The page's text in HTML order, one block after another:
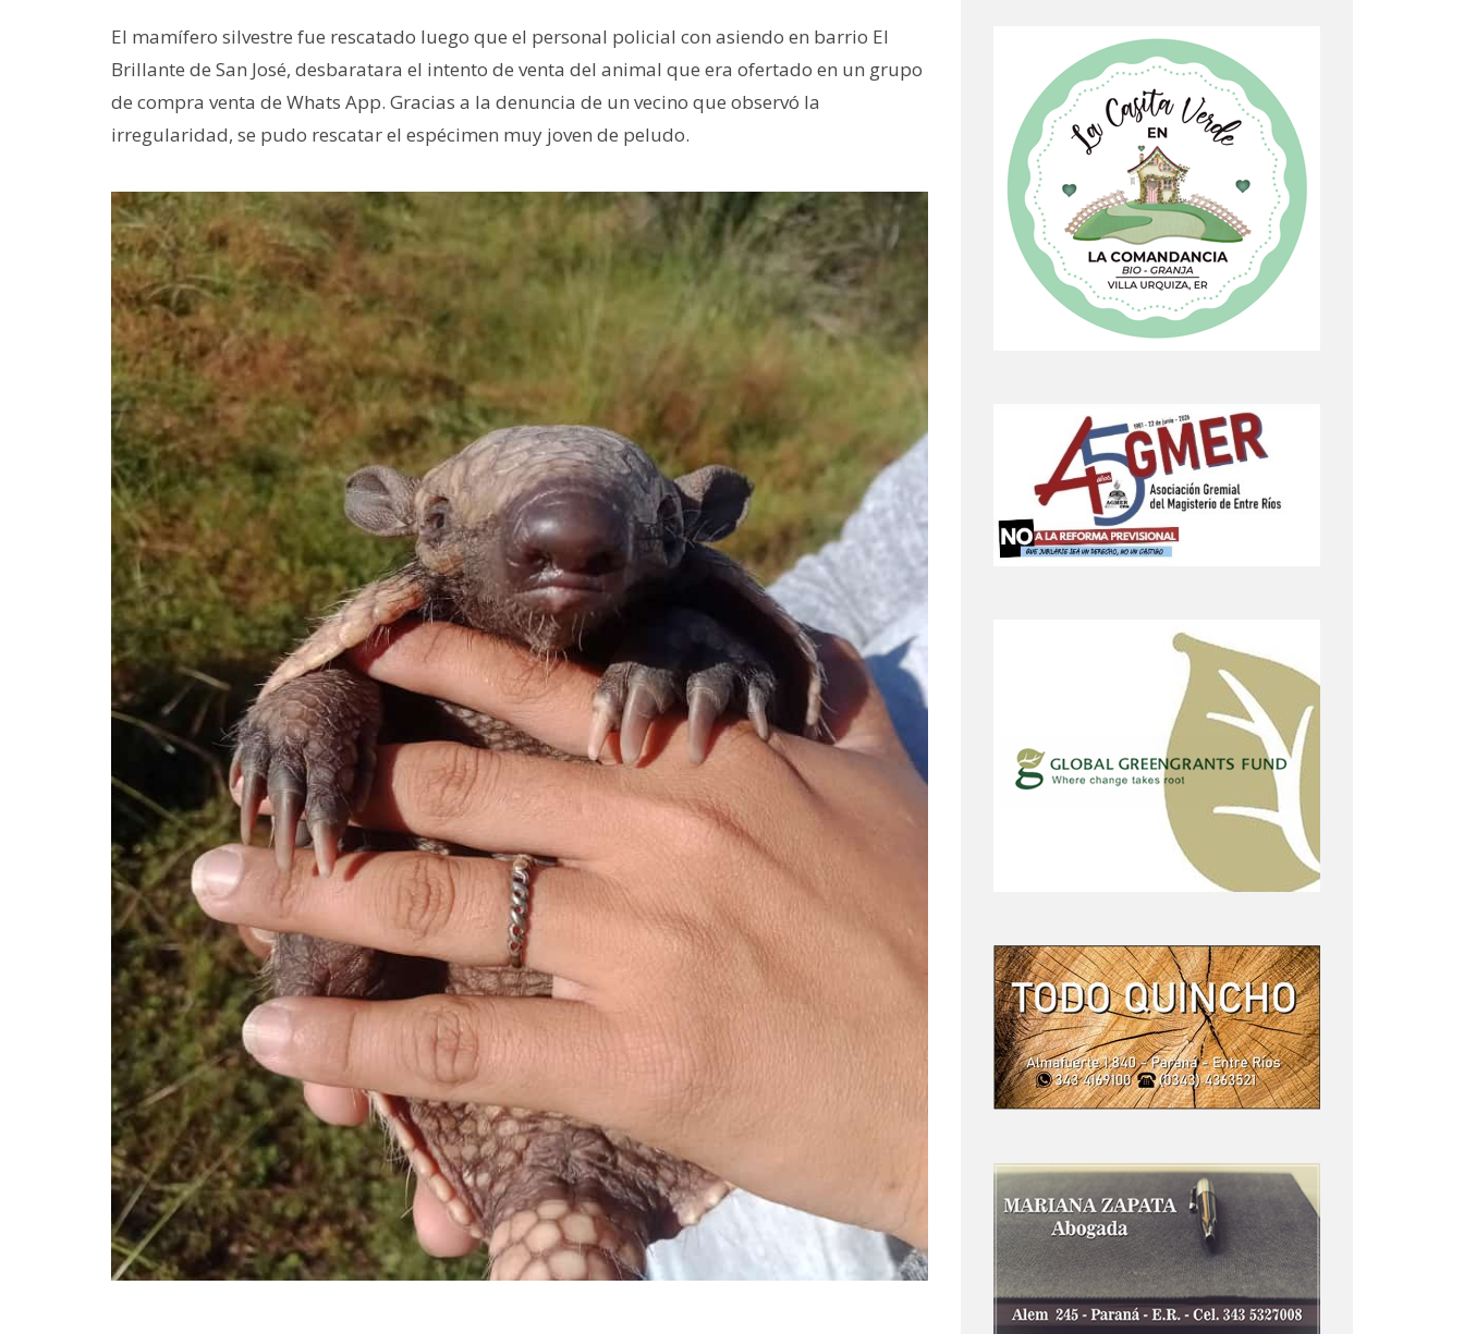
El mamífero silvestre fue rescatado luego que el personal policial con asiendo en barrio El
Brillante de San José, desbaratara el intento de venta del animal que era ofertado en un grupo
de compra venta de Whats App. Gracias a la denuncia de un vecino que observó la
irregularidad, se pudo rescatar el espécimen muy joven de peludo.